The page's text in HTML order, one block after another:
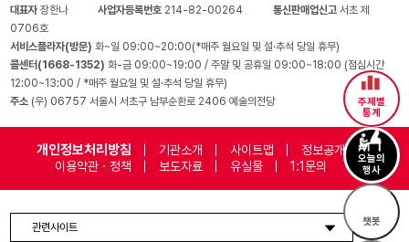
예) 19시 30분 공연의 경우 18시부터 19시 30분 공연 종료 후 30분까
※ 공연장 운영특성상 사전 예고 없이 근무지 및 근무시간이 변경될 수
하우스 어텐던트는 어떤 일을 하나요?
하우스 어텐던트는 안전한 관람환경과 건강한 공연 문화를 조성하는
[공연 진행 (입장객 검표, 객석 안내 등) 및 상황별 고객응대]
- 23개월 하우스 어텐던트 과정 이수 시 수료증 수여
주제별
통계
오늘의
행사
챗봇
대표자장한나 사업자등록번호 214-82-00264 통신판매업신고서초 제
0706호
서비스플라자(방문)화~일 09:00~20:00(*매주 월요일 및 설·추석 당일 휴무)
콜센터(1668-1352)화-금 09:00~19:00 / 주말 및 공휴일 09:00~18:00 (점심시간
12:00~13:00 / *매주 월요일 및 설·추석 당일 휴무)
주소 (우) 06757 서울시 서초구 남부순환로 2406 예술의전당
개인정보처리방침 기관소개 사이트맵
정보공개
이용약관 · 정책
보도자료 유실물 1:1문의
관련사이트